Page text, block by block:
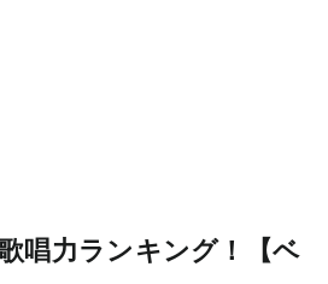
唱力ランキング！【ベ